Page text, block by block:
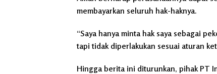
membayarkan seluruh hak-haknya.
“Saya hanya minta hak saya sebagai
tapi tidak diperlakukan sesuai aturan
Hingga berita ini diturunkan, pihak PT